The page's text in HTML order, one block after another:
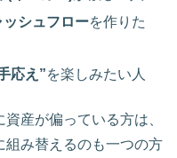
ッシュフローを作りた
応え”を楽しみたい人
資産が偏っている方は、
組み替えるのも一つの方